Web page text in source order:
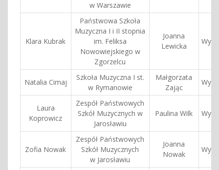
w Warszawie
Klara Kubrak
Państwowa Szkoła
Muzyczna I i II stopnia
im. Feliksa
Nowowiejskiego w
Zgorzelcu
Joanna
Lewicka
Natalia Cimaj
Szkoła Muzyczna I st.
w Rymanowie
Małgorzata
Zając
Laura
Koprowicz
Zespół Państwowych
Szkół Muzycznych w
Jarosławiu
Paulina Wilk
Zofia Nowak
Zespół Państwowych
Szkół Muzycznych
w Jarosławiu
Joanna
Nowak